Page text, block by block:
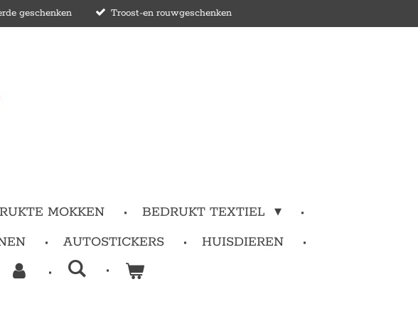
geschenken Troost-en rouwgeschenken
MOKKEN
BEDRUKT TEXTIEL
AUTOSTICKERS
HUISDIEREN